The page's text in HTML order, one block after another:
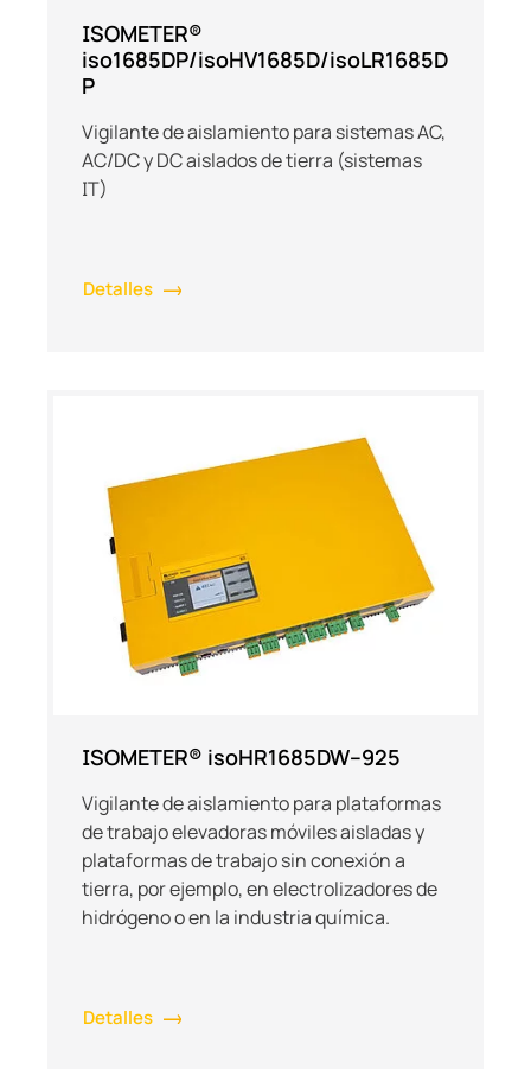
ISOMETER®
iso1685DP/isoHV1685D/isoLR1685D
P
Vigilante de aislamiento para sistemas AC,
AC/DC y DC aislados de tierra (sistemas
IT)
Detalles
ISOMETER® isoHR1685DW–925
Vigilante de aislamiento para plataformas
de trabajo elevadoras móviles aisladas y
plataformas de trabajo sin conexión a
tierra, por ejemplo, en electrolizadores de
hidrógeno o en la industria química.
Detalles